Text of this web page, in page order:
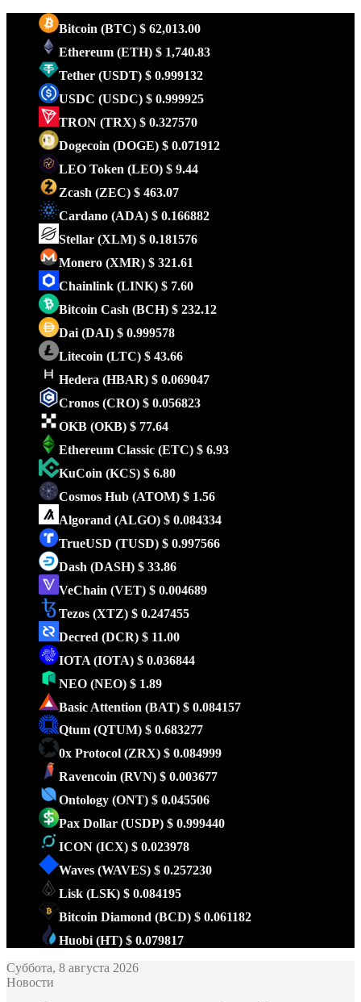
Bitcoin (BTC) $ 62,013.00
Ethereum (ETH) $ 1,740.83
Tether (USDT) $ 0.999132
USDC (USDC) $ 0.999925
TRON (TRX) $ 0.327570
Dogecoin (DOGE) $ 0.071912
LEO Token (LEO) $ 9.44
Zcash (ZEC) $ 463.07
Cardano (ADA) $ 0.166882
Stellar (XLM) $ 0.181576
Monero (XMR) $ 321.61
Chainlink (LINK) $ 7.60
Bitcoin Cash (BCH) $ 232.12
Dai (DAI) $ 0.999578
Litecoin (LTC) $ 43.66
Hedera (HBAR) $ 0.069047
Cronos (CRO) $ 0.056823
OKB (OKB) $ 77.64
Ethereum Classic (ETC) $ 6.93
KuCoin (KCS) $ 6.80
Cosmos Hub (ATOM) $ 1.56
Algorand (ALGO) $ 0.084334
TrueUSD (TUSD) $ 0.997566
Dash (DASH) $ 33.86
VeChain (VET) $ 0.004689
Tezos (XTZ) $ 0.247455
Decred (DCR) $ 11.00
IOTA (IOTA) $ 0.036844
NEO (NEO) $ 1.89
Basic Attention (BAT) $ 0.084157
Qtum (QTUM) $ 0.683277
0x Protocol (ZRX) $ 0.084999
Ravencoin (RVN) $ 0.003677
Ontology (ONT) $ 0.045506
Pax Dollar (USDP) $ 0.999440
ICON (ICX) $ 0.023978
Waves (WAVES) $ 0.257230
Lisk (LSK) $ 0.084195
Bitcoin Diamond (BCD) $ 0.061182
Huobi (HT) $ 0.079817
Суббота, 8 августа 2026
Новости